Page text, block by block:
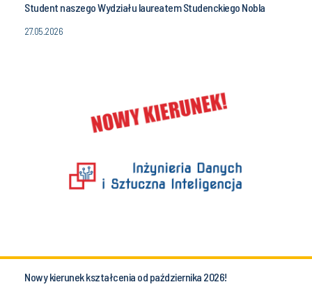
Student naszego Wydziału laureatem Studenckiego Nobla
27.05.2026
Nowy kierunek kształcenia od października 2026!